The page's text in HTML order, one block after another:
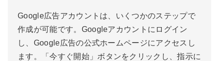
Google広告アカウントは、いくつかのステップで
作成が可能です。Googleアカウントにログイン
し、Google広告の公式ホームページにアクセスし
ます。「今すぐ開始」ボタンをクリックし、指示に